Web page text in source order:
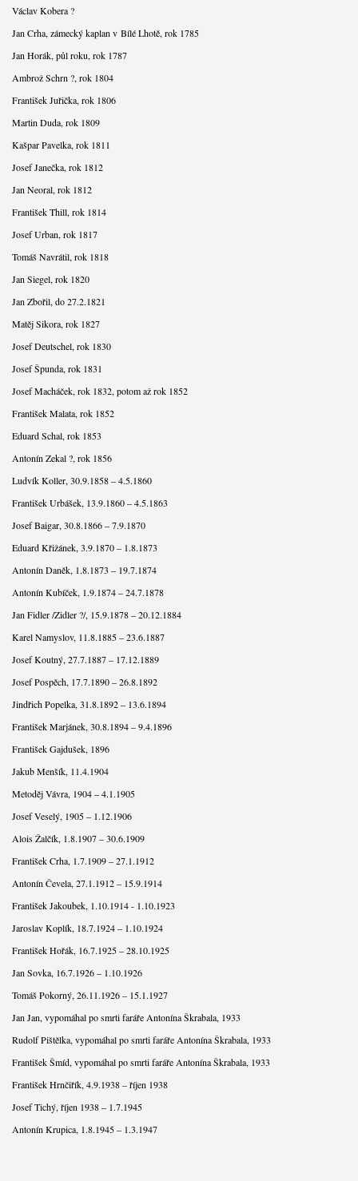
Václav Kobera ?
Jan Crha, zámecký kaplan v Bílé Lhotě, rok 1785
Jan Horák, půl roku, rok 1787
Ambrož Schrn ?, rok 1804
František Juřička, rok 1806
Martin Duda, rok 1809
Kašpar Pavelka, rok 1811
Josef Janečka, rok 1812
Jan Neoral, rok 1812
František Thill, rok 1814
Josef Urban, rok 1817
Tomáš Navrátil, rok 1818
Jan Siegel, rok 1820
Jan Zbořil, do 27.2.1821
Matěj Sikora, rok 1827
Josef Deutschel, rok 1830
Josef Špunda, rok 1831
Josef Macháček, rok 1832, potom až rok 1852
František Malata, rok 1852
Eduard Schal, rok 1853
Antonín Zekal ?, rok 1856
Ludvík Koller, 30.9.1858 – 4.5.1860
František Urbášek, 13.9.1860 – 4.5.1863
Josef Baigar, 30.8.1866 – 7.9.1870
Eduard Křižánek, 3.9.1870 – 1.8.1873
Antonín Daněk, 1.8.1873 – 19.7.1874
Antonín Kubíček, 1.9.1874 – 24.7.1878
Jan Fidler /Zidler ?/, 15.9.1878 – 20.12.1884
Karel Namyslov, 11.8.1885 – 23.6.1887
Josef Koutný, 27.7.1887 – 17.12.1889
Josef Pospěch, 17.7.1890 – 26.8.1892
Jindřich Popelka, 31.8.1892 – 13.6.1894
František Marjánek, 30.8.1894 – 9.4.1896
František Gajdušek, 1896
Jakub Menšík, 11.4.1904
Metoděj Vávra, 1904 – 4.1.1905
Josef Veselý, 1905 – 1.12.1906
Alois Žalčík, 1.8.1907 – 30.6.1909
František Crha, 1.7.1909 – 27.1.1912
Antonín Čevela, 27.1.1912 – 15.9.1914
František Jakoubek, 1.10.1914 - 1.10.1923
Jaroslav Koplík, 18.7.1924 – 1.10.1924
František Hořák, 16.7.1925 – 28.10.1925
Jan Sovka, 16.7.1926 – 1.10.1926
Tomáš Pokorný, 26.11.1926 – 15.1.1927
Jan Jan, vypomáhal po smrti faráře Antonína Škrabala, 1933
Rudolf Pištělka, vypomáhal po smrti faráře Antonína Škrabala, 1933
František Šmíd, vypomáhal po smrti faráře Antonína Škrabala, 1933
František Hrnčiřík, 4.9.1938 – říjen 1938
Josef Tichý, říjen 1938 – 1.7.1945
Antonín Krupica, 1.8.1945 – 1.3.1947